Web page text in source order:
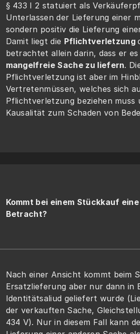
§ 433 I 2 statuiert als
Unterlassen der Lieferung einer
sondern positiv die Lieferung
Damit liegt die Pflichtverletzung
betrachtet allein darin, dass er es
mangelfreie Sache zu liefern.
Pflichtverletzung ist aber im
Vertretenmüssen, welches sich
Pflichtverletzung beziehen muss
Kausalität zum Schaden von
Kommt bei einem Stückkauf
Betracht?
Nach einer Ansicht kommt beim
Ersatzlieferung aber nur dann in
Identitätsaliud geliefert wurde
der verkauften Sache,
434 V). Nur in diesem Fall kann